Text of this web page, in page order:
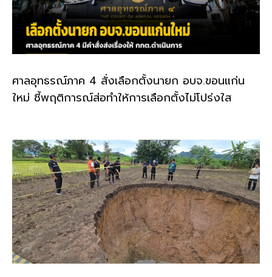
ศาลอุทธรณ์ภาค 4 สั่งเลือกตั้งนายก อบจ.ขอนแก่น
ใหม่ ชี้พฤติการณ์ส่อทำให้การเลือกตั้งไม่โปร่งใส